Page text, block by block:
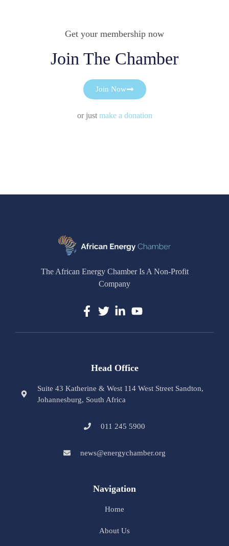
Get your membership now
Join The Chamber
Join Now
or just make a donation
The African Energy Chamber Is A Non-Profit
Company
Head Office
Suite 43 Katherine & West 114 West Street Sandton,
Johannesburg, South Africa
011 245 5900
news@energychamber.org
Navigation
Home
About Us